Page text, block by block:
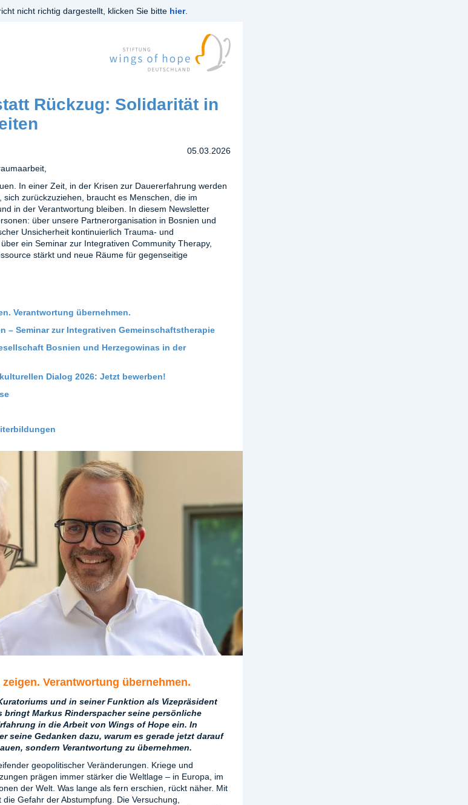
nicht richtig dargestellt, klicken Sie bitte hier.
Rückzug: Solidarität in
05.03.2026
In einer Zeit, in der Krisen zur Dauererfahrung werden
zurückzuziehen, braucht es Menschen, die im
in der Verantwortung bleiben. In diesem Newsletter
über unsere Partnerorganisation in Bosnien und
Unsicherheit kontinuierlich Trauma- und
ein Seminar zur Integrativen Community Therapy,
stärkt und neue Räume für gegenseitige
Verantwortung übernehmen.
– Seminar zur Integrativen Gemeinschaftstherapie
Bosnien und Herzegowinas in der
Dialog 2026: Jetzt bewerben!
Verantwortung übernehmen.
und in seiner Funktion als Vizepräsident
bringt Markus Rinderspacher seine persönliche
in die Arbeit von Wings of Hope ein. In
seine Gedanken dazu, warum es gerade jetzt darauf
sondern Verantwortung zu übernehmen.
geopolitischer Veränderungen. Kriege und
prägen immer stärker die Weltlage – in Europa, im
der Welt. Was lange als fern erschien, rückt näher. Mit
Gefahr der Abstumpfung. Die Versuchung,